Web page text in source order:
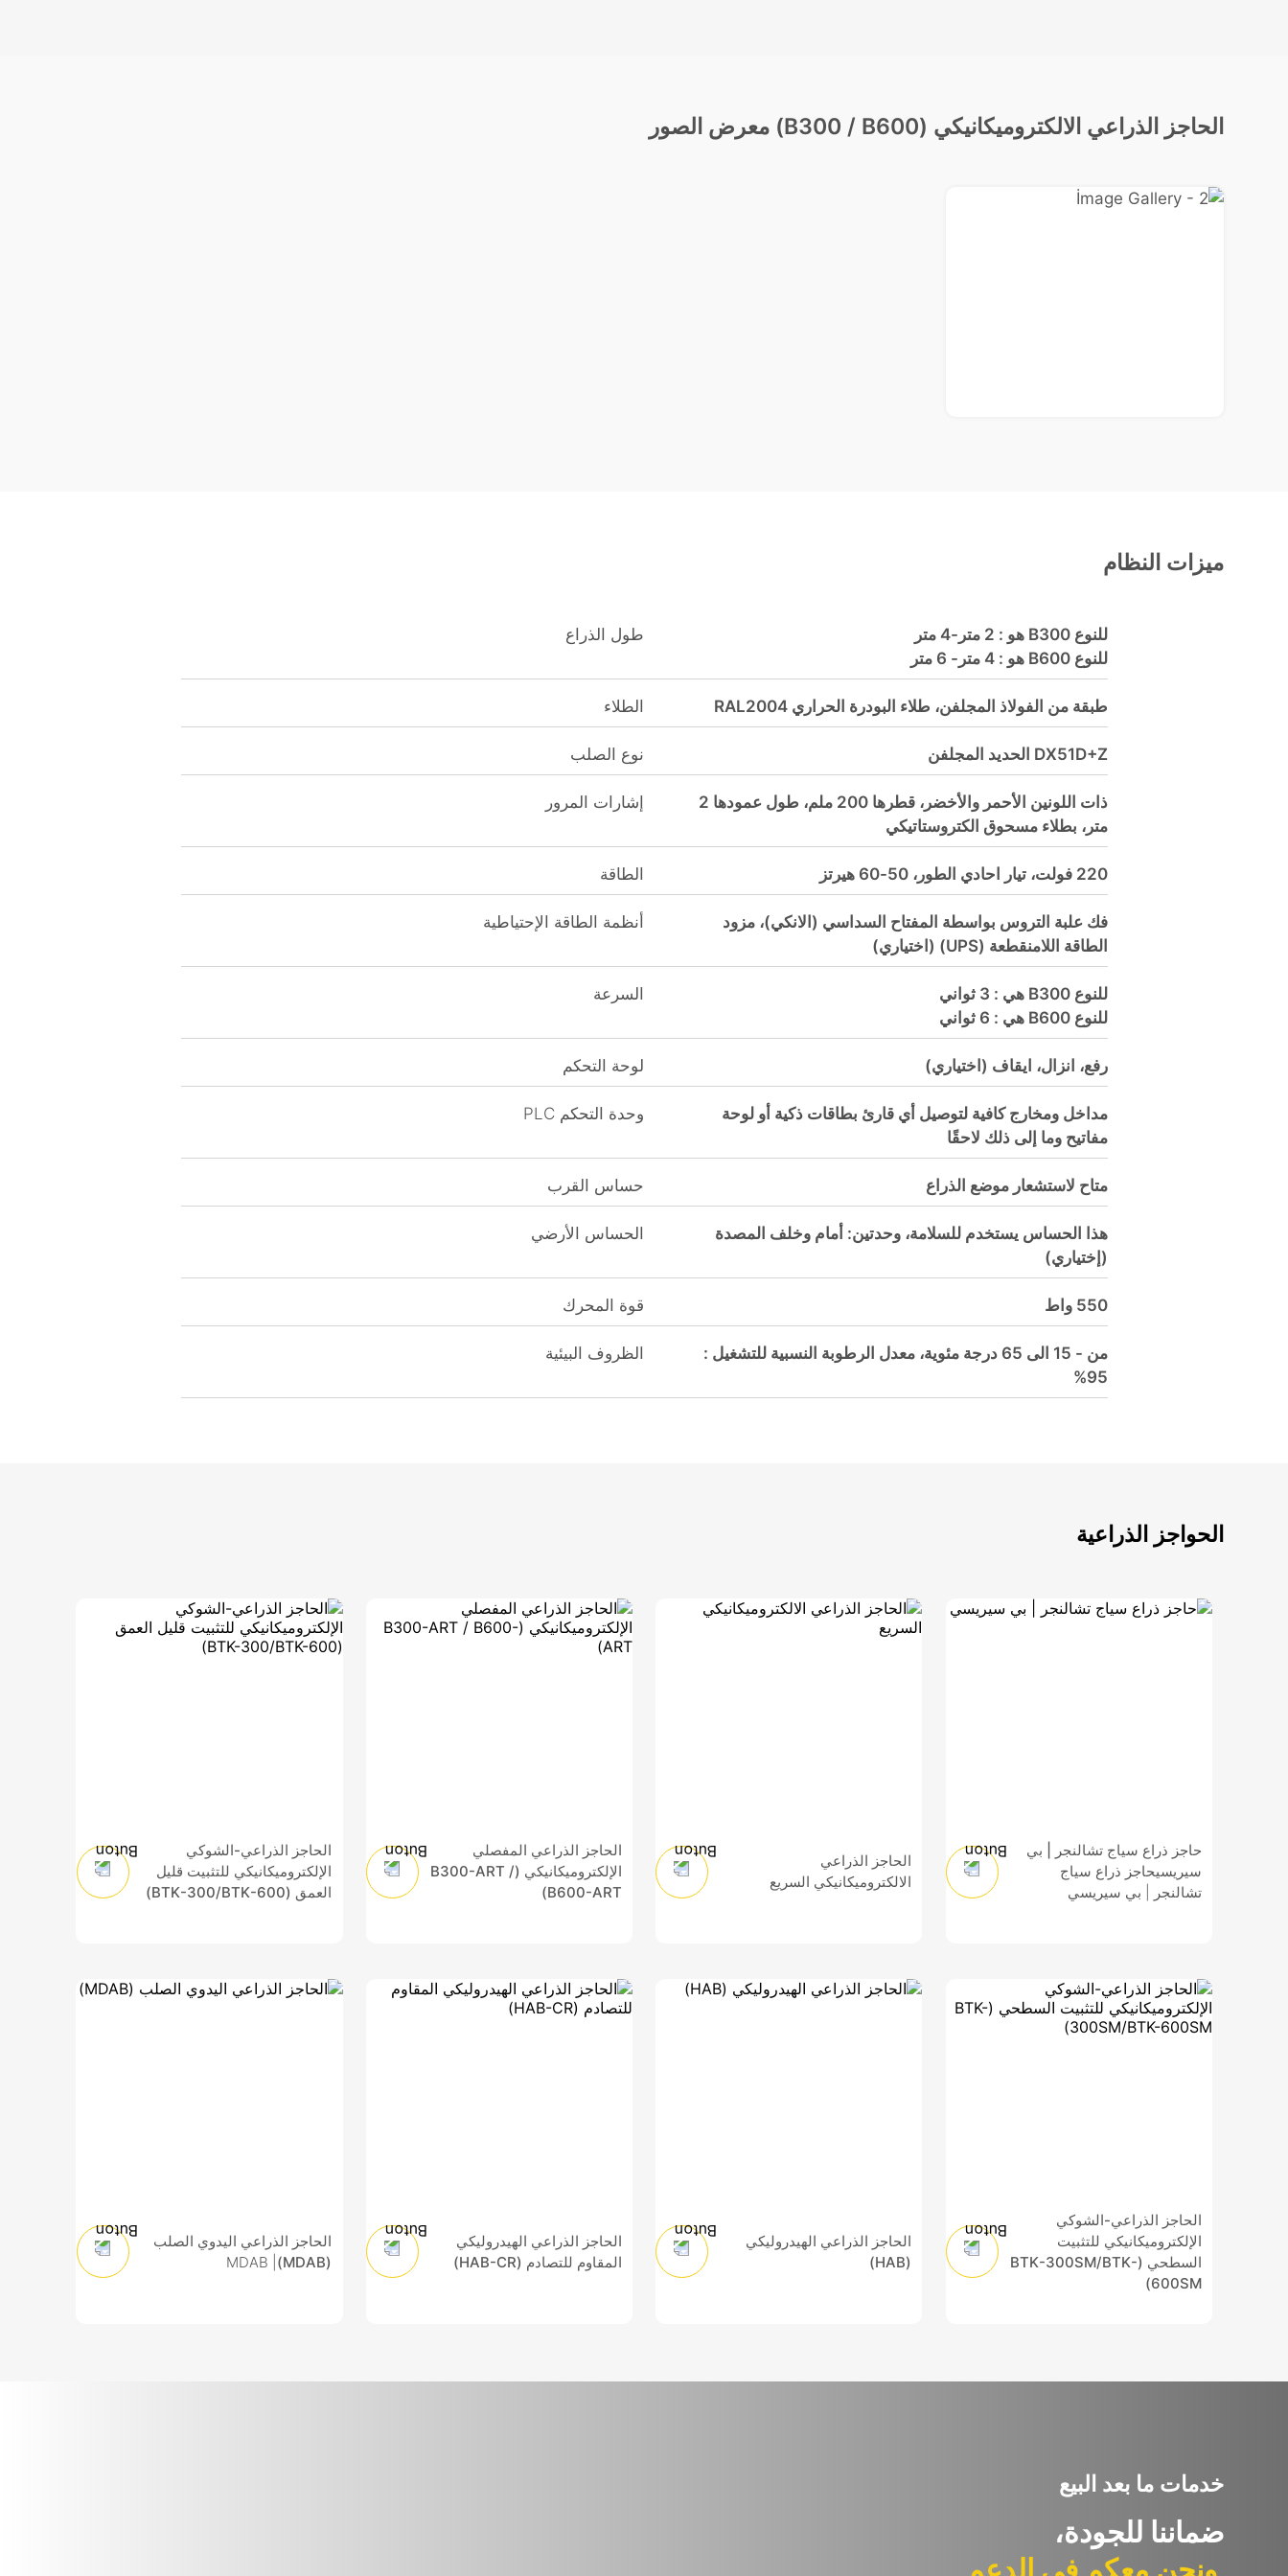
الحاجز الذراعي الالكتروميكانيكي (B300 / B600) معرض الصور
ميزات النظام
للنوع B300 هو : 2 متر-4 متر
للنوع B600 هو : 4 متر- 6 متر
طول الذراع
طبقة من الفولاذ المجلفن، طلاء البودرة الحراري RAL2004 الطلاء
DX51D+Z الحديد المجلفن نوع الصلب
ذات اللونين الأحمر والأخضر، قطرها 200 ملم، طول عمودها 2
متر، بطلاء مسحوق الكتروستاتيكي
إشارات المرور
220 فولت، تيار احادي الطور، 50-60 هيرتز الطاقة
فك علبة التروس بواسطة المفتاح السداسي (الانكي)، مزود
الطاقة اللامنقطعة (UPS) (اختياري)
أنظمة الطاقة الإحتياطية
للنوع B300 هي : 3 ثواني
للنوع B600 هي : 6 ثواني
السرعة
رفع، انزال، ايقاف (اختياري) لوحة التحكم
مداخل ومخارج كافية لتوصيل أي قارئ بطاقات ذكية أو لوحة
مفاتيح وما إلى ذلك لاحقًا
وحدة التحكم PLC
متاح لاستشعار موضع الذراع حساس القرب
هذا الحساس يستخدم للسلامة، وحدتين: أمام وخلف المصدة
(إختياري)
الحساس الأرضي
550 واط قوة المحرك
من - 15 الى 65 درجة مئوية، معدل الرطوبة النسبية للتشغيل :
95%
الظروف البيئية
الحواجز الذراعية
حاجز ذراع سياج تشالنجر | بي
سيريسيحاجز ذراع سياج
تشالنجر | بي سيريسي
الحاجز الذراعي
الالكتروميكانيكي السريع
الحاجز الذراعي المفصلي
الإلكتروميكانيكي (B300-ART /
B600-ART)
الحاجز الذراعي-الشوكي
الإلكتروميكانيكي للتثبيت قليل
العمق (BTK-300/BTK-600)
الحاجز الذراعي-الشوكي
الإلكتروميكانيكي للتثبيت
السطحي (BTK-300SM/BTK-
600SM)
الحاجز الذراعي الهيدروليكي
(HAB)
الحاجز الذراعي الهيدروليكي
المقاوم للتصادم (HAB-CR)
الحاجز الذراعي اليدوي الصلب
(MDAB)
خدمات ما بعد البيع
ضماننا للجودة،
ونحن معكم في الدعم